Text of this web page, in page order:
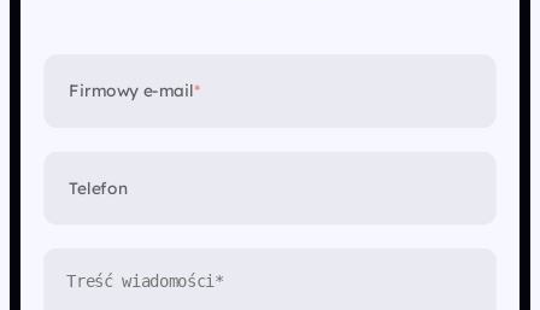
Firmowy e-mail*
Telefon